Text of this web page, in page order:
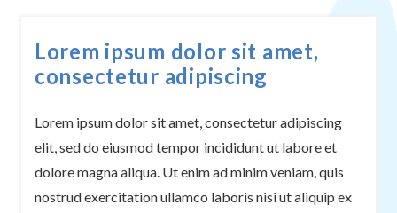
Lorem ipsum dolor sit amet,
consectetur adipiscing
Lorem ipsum dolor sit amet, consectetur adipiscing
elit, sed do eiusmod tempor incididunt ut labore et
dolore magna aliqua. Ut enim ad minim veniam, quis
nostrud exercitation ullamco laboris nisi ut aliquip ex